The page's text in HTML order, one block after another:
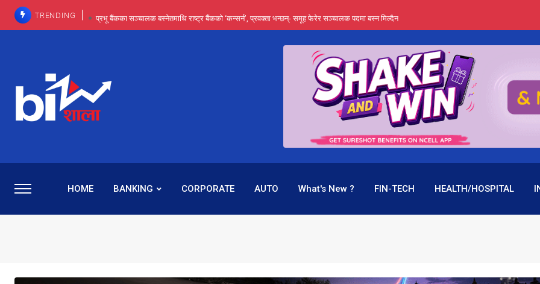
TRENDING प्रभू बैंकका सञ्चालक बस्नेतमाथि राष्ट्र बैंकको ‘कन्सर्न’, प्रवक्ता भन्छन्- समूह फेरेर सञ्चालक पदमा बस्न मिल्दैन
प्रभू बैंकमा सेञ्चुरीबाट आएका कर्मचारीमाथि हदैसम्मको विभेदः एउटै पदमा दुई थरि तलब, वर्षमै ९२ हजार घाटा !
कमाइमा गरिमाको दमदार छलाङ, सेयरधनीलाई २० प्रतिशत लाभांश दिने क्षमता
प्रभु बैंकमा रमिता : सर्वसाधारणबाट छिरेका बस्नेत संस्थापक बनेर निरन्तर, राष्ट्र बैंक किन मौन ?
HOME BANKING CORPORATE AUTO What's New ? FIN-TECH HEALTH/HOSPITAL